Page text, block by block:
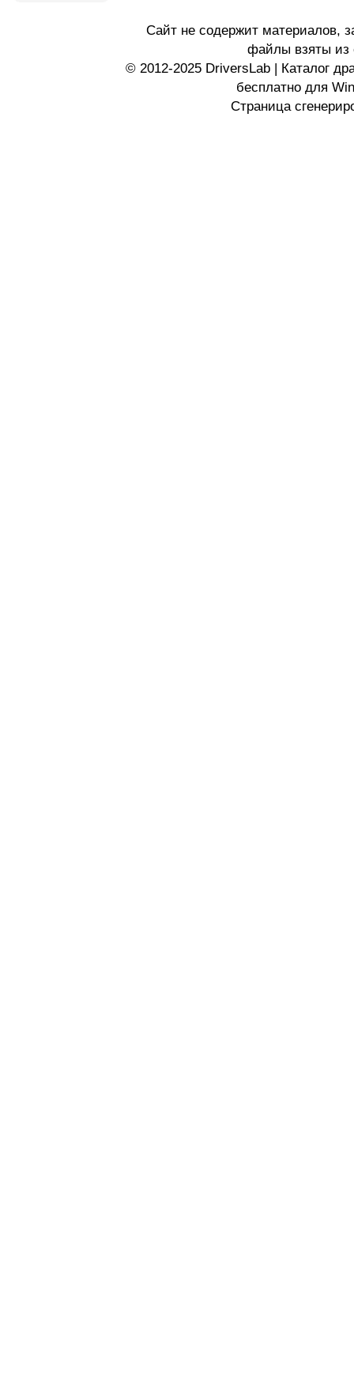
Сайт не содержит материалов,
файлы взяты из
© 2012-2025 DriversLab | Каталог
бесплатно для
Страница